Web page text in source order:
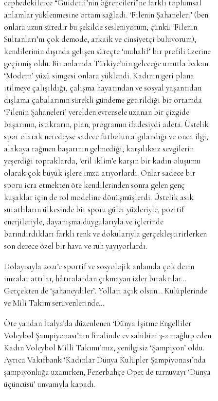
cephedekilerce “Guidetti’nin öğrencileri”ne farklı toplumsal
anlamlar yüklenmesine ortam sağladı. ‘Filenin Şahaneleri’ (ben
onlara uzun süredir bu şekilde sesleniyorum, çünkü ‘Filenin
Sultanları’nı çok demode, arkaik ve cinsiyetçi buluyorum),
kendilerinin dışında gelişen süreçte ‘muhalif’ bir profili üzerine
geçirmiş oldu. Bir anlamda Türkiye’nin geleceğe umutla bakan
‘Modern’ yüzü simgesi onlara yüklendi. Kadının geri plana
itilmeye çalışıldığı, çalışma hayatından ve sosyal yaşantıdan
dışlama çabalarının sürekli gündeme getirildiği bir ortamda
‘Filenin Şahaneleri’ yerelden evrensele uzanan bir çizgide
başarının, istikrarın, plan, programın ifadesiydi adeta. Üstelik
spor olarak neredeyse sadece futbolun algılandığı ve onca ilgi,
alakaya rağmen başarının gelmediği, karşılıksız sevgilerin
yeşerdiği topraklarda, ‘eril iklim’e karşın bir kadın oluşumu
olarak çok büyük işlere imza atıyorlardı. Onlar sadece bir
sporu icra etmekten öte kendilerinden sonra gelen genç
kuşaklar için de rol modeline dönüşmüşlerdi. Üstelik asık
suratlıların ülkesinde bir sporu güler yüzleriyle, pozitif
enerjileriyle, dayanışma duygularıyla ve içlerinde
barındırdıkları farklı renk ve dokularıyla gerçekleştirirlerken
son derece özel bir hava ve ruh yayıyorlardı.
Dolayısıyla 2021’e sportif ve sosyolojik anlamda çok derin
imzalar attılar, hâtıralardan çıkmayan izler bıraktılar…
Gerçekten de ‘şahaneydiler’. Yolları açık olsun… Kulüplerinde
ve Mili Takım serüvenlerinde…
Öte yandan İtalya’da düzenlenen ‘Dünya İşitme Engelliler
Voleybol Şampiyonası’nın finalinde ev sahibini 3-2 mağlup eden
Kadın Voleybol Milli Takımı’mız, yenilgisiz ‘Şampiyon’ oldu.
Ayrıca Vakıfbank ‘Kadınlar Dünya Kulüpler Şampiyonası’nda
şampiyonluğa uzanırken, Fenerbahçe Opet de turnuvayı ‘Dünya
üçüncüsü’ unvanıyla kapadı.